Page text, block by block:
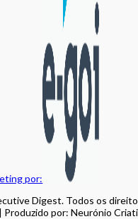
por:
Digest. Todos os
| Produzido por: Neurónio